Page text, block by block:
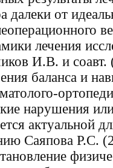
далеки от
лечения
И.В. и
баланса и
нарушения
актуальной
Саяпова Р.С.